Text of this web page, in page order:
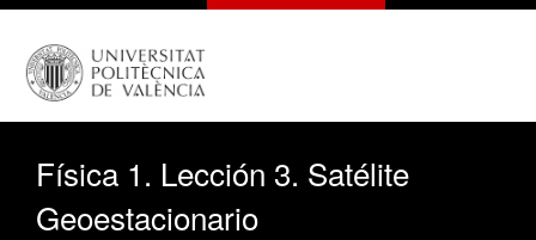
Física 1. Lección 3. Satélite
Geoestacionario